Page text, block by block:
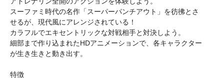
スーファミ時代の名作「スーパーパンチアウト」を彷彿とさ
せるが、現代風にアレンジされている！
カラフルでエキセントリックな対戦相手と対決しよう。
細部まで作り込まれたHDアニメーションで、各キャラクター
が生き生きと動き出す。
特徴